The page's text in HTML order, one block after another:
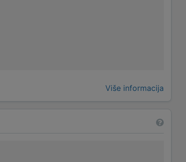
Više informacija